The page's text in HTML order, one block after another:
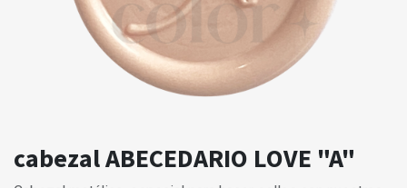
cabezal ABECEDARIO LOVE "A"